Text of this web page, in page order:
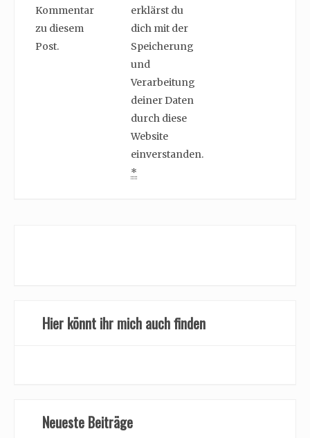
Kommentar
zu diesem
Post.
erklärst du
dich mit der
Speicherung
und
Verarbeitung
deiner Daten
durch diese
Website
einverstanden.
*
Hier könnt ihr mich auch finden
Neueste Beiträge